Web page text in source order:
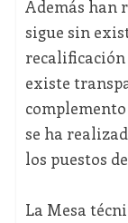
Además han
sigue sin
existe
se ha
los puestos
La Mesa